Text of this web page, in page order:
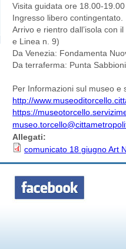
Visita guidata ore 18.00-19.00
Ingresso libero contingentato.
Arrivo e rientro dall’isola con
e Linea n. 9)
Da Venezia: Fondamenta
Da terraferma: Punta
Per Informazioni sul museo e
http://
https://
Allegati:
comunicato 18 giugno Art